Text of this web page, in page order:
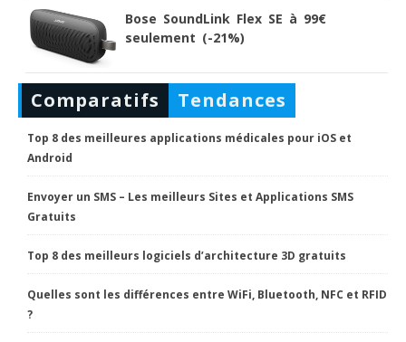
Bose SoundLink Flex SE à 99€
seulement (-21%)
Comparatifs Tendances
Top 8 des meilleures applications médicales pour iOS et
Android
Envoyer un SMS – Les meilleurs Sites et Applications SMS
Gratuits
Top 8 des meilleurs logiciels d’architecture 3D gratuits
Quelles sont les différences entre WiFi, Bluetooth, NFC et RFID
?